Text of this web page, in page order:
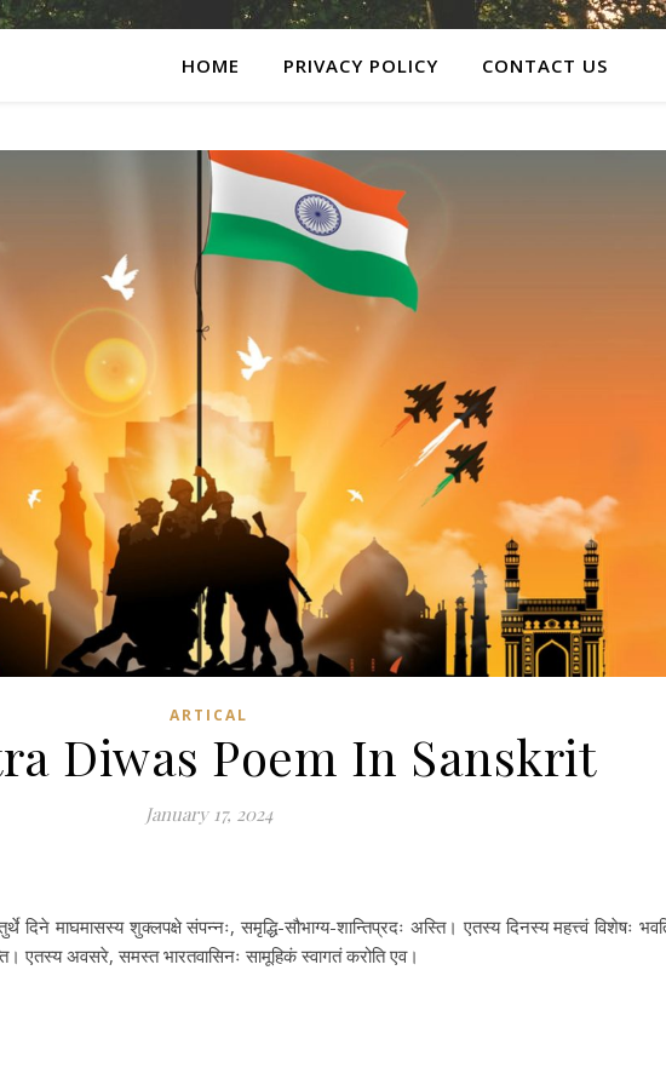
HOME PRIVACY POLICY CONTACT US
ARTICAL
Diwas Poem In Sanskrit
January 17, 2024
दिने माघमासस्य शुक्लपक्षे संपन्नः, समृद्धि-सौभाग्य-शान्तिप्रदः अस्ति। एतस्य दिनस्य महत्त्वं विशेषः
एतस्य अवसरे, समस्त भारतवासिनः सामूहिकं स्वागतं करोति एव।